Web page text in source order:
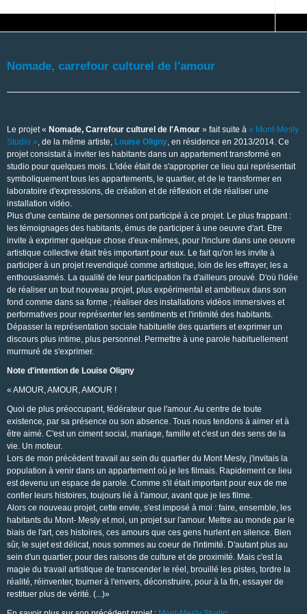
Nomade, carrefour culturel de l'amour
Le projet « Nomade, Carrefour culturel de l'Amour » fait suite à « Mont-Mesly
Studio », de la même artiste, Louise Oligny, en résidence en 2013/2014. Ce
projet consistait à inviter les habitants dans un appartement transformé en
studio pour quelques mois. L'idée était de s'approprier ce lieu qui représentait
symboliquement tous les appartements, le quartier, et de le transformer en
laboratoire d'expressions, de création et de réflexion et de réaliser une
installation vidéo.
Plus d'une centaine de personnes ont participé à ce projet. Le plus frappant :
les témoignages des habitants, émus de participer à une oeuvre d'art. Etre
invite à exprimer quelque chose d'eux-mêmes, pour l'inclure dans une oeuvre
artistique collective était très important pour eux. Le fait qu'on les invite à
participer à un projet revendiqué comme artistique, loin de les effrayer, les a
enthousiasmés. La qualité de leur participation l'a d'ailleurs prouvé. D'où l'idée
de réaliser un tout nouveau projet, plus expérimental et ambitieux dans son
fond comme dans sa forme ; réaliser des installations vidéos immersives et
performatives pour représenter les sentiments et l'intimité des habitants.
Dépasser la représentation sociale habituelle des quartiers et exprimer un
discours plus intime, plus personnel. Permettre à une parole habituellement
murmuré de s'exprimer.
Note d'intention de Louise Oligny
« AMOUR, AMOUR, AMOUR !
Quoi de plus préoccupant, fédérateur que l'amour. Au centre de toute
existence, par sa présence ou son absence. Tous nous tendons à aimer et à
être aimé. C'est un ciment social, mariage, famille et c'est un des sens de la
vie. Un moteur.
Lors de mon précédent travail au sein du quartier du Mont Mesly, j'invitais la
population à venir dans un appartement où je les filmais. Rapidement ce lieu
est devenu un espace de parole. Comme s'il était important pour eux de me
confier leurs histoires, toujours lié à l'amour, avant que je les filme.
Alors ce nouveau projet, cette envie, s'est imposé à moi : faire, ensemble, les
habitants du Mont- Mesly et moi, un projet sur l'amour. Mettre au monde par le
biais de l'art, ces histoires, ces amours que ces gens hurlent en silence. Bien
sûr, le sujet est délicat, nous sommes au coeur de l'intimité. D'autant plus au
sein d'un quartier, pour des raisons de culture et de proximité. Mais c'est la
magie du travail artistique de transcender le réel, brouillé les pistes, tordre la
réalité, réinventer, tourner à l'envers, déconstruire, pour à la fin, essayer de
restituer plus de vérité. (...)»